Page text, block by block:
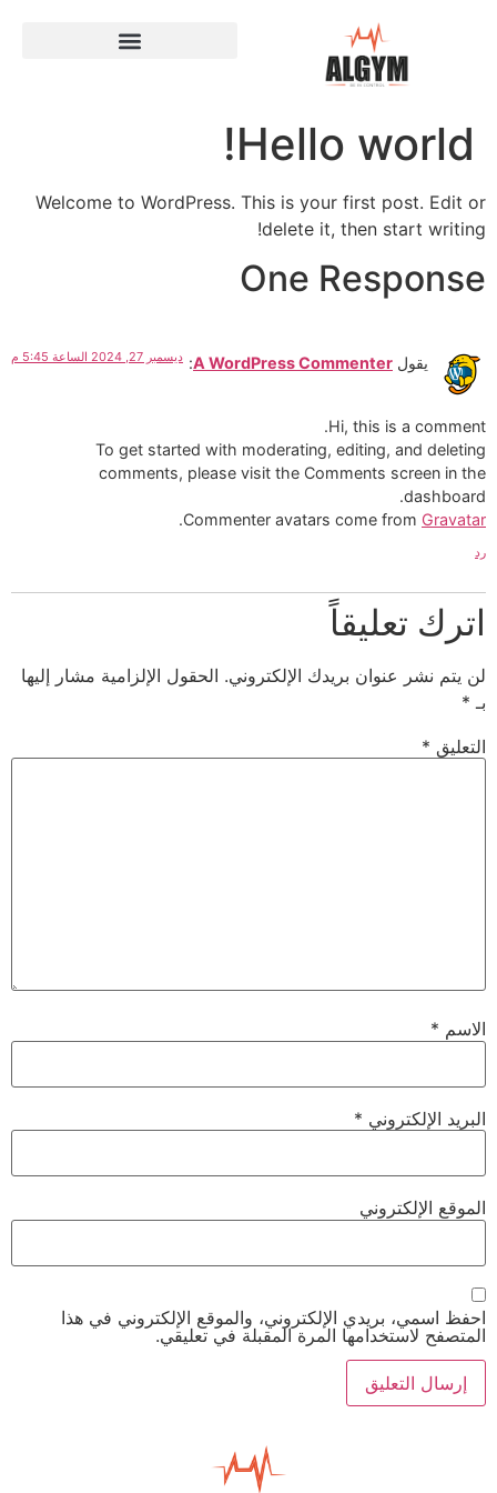
Hello world!
Welcome to WordPress. This is your first post. Edit or
delete it, then start writing!
One Response
يقول A WordPress Commenter
: ديسمبر 27, 2024 الساعة 5:45 م
Hi, this is a comment.
To get started with moderating, editing, and deleting
comments, please visit the Comments screen in the
dashboard.
Commenter avatars come from Gravatar
.
رد
اترك تعليقاً
لن يتم نشر عنوان بريدك الإلكتروني. الحقول الإلزامية مشار إليها
بـ *
التعليق *
الاسم *
البريد الإلكتروني *
الموقع الإلكتروني
احفظ اسمي، بريدي الإلكتروني، والموقع الإلكتروني في هذا
المتصفح لاستخدامها المرة المقبلة في تعليقي.